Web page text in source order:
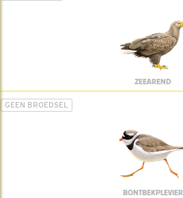
ZEEAREND
GEEN BROEDSEL
BONTBEKPLEVIER